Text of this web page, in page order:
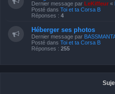
Dernier message par LeKiffeur «
Posté dans Toi et ta Corsa B
Réponses : 4
Héberger ses photos
Dernier message par
Posté dans Toi et ta Corsa B
Réponses : 255